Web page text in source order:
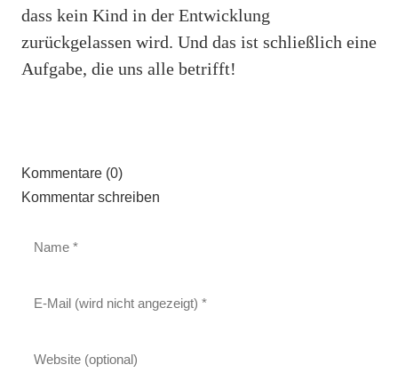
dass kein Kind in der Entwicklung
zurückgelassen wird. Und das ist schließlich eine
Aufgabe, die uns alle betrifft!
Kommentare (0)
Kommentar schreiben